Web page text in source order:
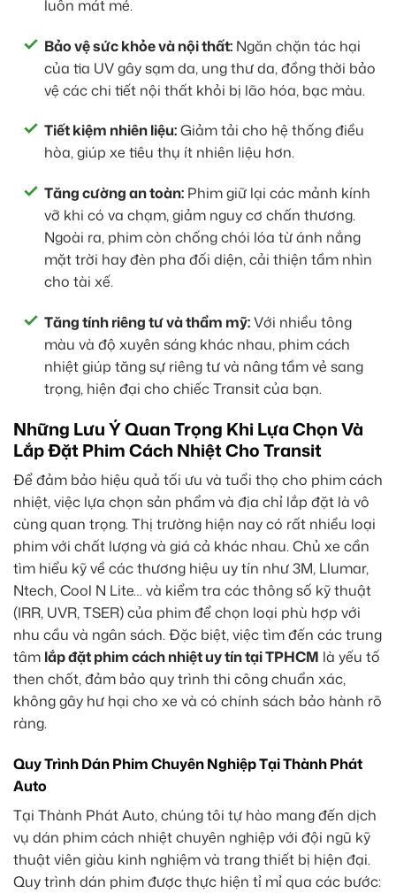
luôn mát mẻ.
Bảo vệ sức khỏe và nội thất: Ngăn chặn tác hại
của tia UV gây sạm da, ung thư da, đồng thời bảo
vệ các chi tiết nội thất khỏi bị lão hóa, bạc màu.
Tiết kiệm nhiên liệu:Giảm tải cho hệ thống điều
hòa, giúp xe tiêu thụ ít nhiên liệu hơn.
Tăng cường an toàn: Phim giữ lại các mảnh kính
vỡ khi có va chạm, giảm nguy cơ chấn thương.
Ngoài ra, phim còn chống chói lóa từ ánh nắng
mặt trời hay đèn pha đối diện, cải thiện tầm nhìn
cho tài xế.
Tăng tính riêng tư và thẩm mỹ:Với nhiều tông
màu và độ xuyên sáng khác nhau, phim cách
nhiệt giúp tăng sự riêng tư và nâng tầm vẻ sang
trọng, hiện đại cho chiếc Transit của bạn.
Những Lưu Ý Quan Trọng Khi Lựa Chọn Và
Lắp Đặt Phim Cách Nhiệt Cho Transit
Để đảm bảo hiệu quả tối ưu và tuổi thọ cho phim cách
nhiệt, việc lựa chọn sản phẩm và địa chỉ lắp đặt là vô
cùng quan trọng. Thị trường hiện nay có rất nhiều loại
phim với chất lượng và giá cả khác nhau. Chủ xe cần
tìm hiểu kỹ về các thương hiệu uy tín như 3M, Llumar,
Ntech, Cool N Lite… và kiểm tra các thông số kỹ thuật
(IRR, UVR, TSER) của phim để chọn loại phù hợp với
nhu cầu và ngân sách. Đặc biệt, việc tìm đến các trung
tâm lắp đặt phim cách nhiệt uy tín tại TPHCM là yếu tố
then chốt, đảm bảo quy trình thi công chuẩn xác,
không gây hư hại cho xe và có chính sách bảo hành rõ
ràng.
Quy Trình Dán Phim Chuyên Nghiệp Tại Thành Phát
Auto
Tại Thành Phát Auto, chúng tôi tự hào mang đến dịch
vụ dán phim cách nhiệt chuyên nghiệp với đội ngũ kỹ
thuật viên giàu kinh nghiệm và trang thiết bị hiện đại.
Quy trình dán phim được thực hiện tỉ mỉ qua các bước: